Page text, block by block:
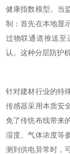
健康指数模型。当
制：首先在本地显
过物联通道推送至
认。这种分层防护
针对建材行业的特
传感器采用本质安
免了传统布线带来
湿度、气体浓度等
测到供电异常时，